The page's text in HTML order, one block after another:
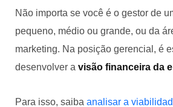
Não importa se você é o gestor de
pequeno, médio ou grande, ou da
marketing. Na posição gerencial, é
desenvolver a visão financeira da
Para isso, saiba analisar a